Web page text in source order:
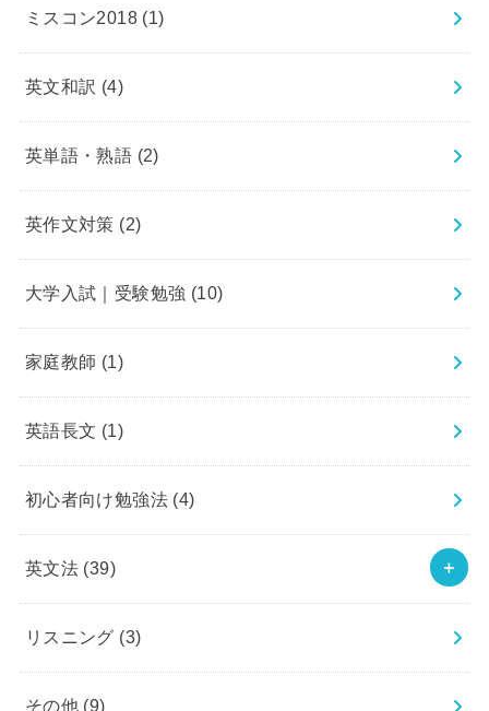
ミスコン2018 (1)
英文和訳 (4)
英単語・熟語 (2)
英作文対策 (2)
大学入試｜受験勉強 (10)
家庭教師 (1)
英語長文 (1)
初心者向け勉強法 (4)
英文法 (39)
リスニング (3)
その他 (9)